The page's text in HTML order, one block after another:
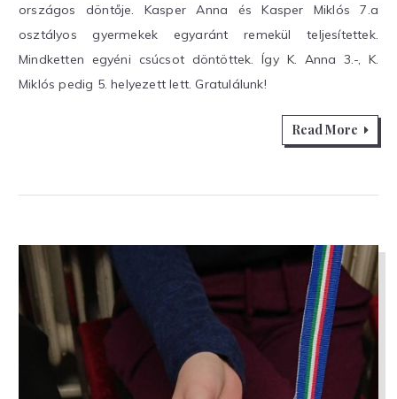
országos döntője. Kasper Anna és Kasper Miklós 7.a
osztályos gyermekek egyaránt remekül teljesítettek.
Mindketten egyéni csúcsot döntöttek. Így K. Anna 3.-, K.
Miklós pedig 5. helyezett lett. Gratulálunk!
Read More